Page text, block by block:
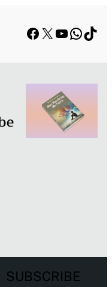
Facebook
X YouTube
SUBSCRIBE